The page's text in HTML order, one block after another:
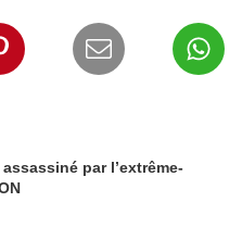
par l’extrême-